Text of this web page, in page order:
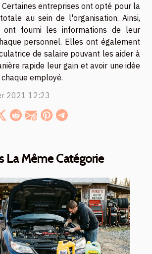
La Même Catégorie
entreprises ont opté pour la
au sein de l'organisation. Ainsi,
ont fourni les informations de leur
personnel. Elles ont également
de salaire pouvant les aider à
rapide leur gain et avoir une idée
employé.
2021 12:23